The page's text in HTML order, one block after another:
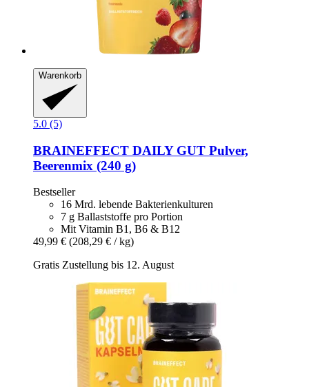
Warenkorb
5.0 (5)
BRAINEFFECT DAILY GUT Pulver,
Beerenmix (240 g)
Bestseller
16 Mrd. lebende Bakterienkulturen
7 g Ballaststoffe pro Portion
Mit Vitamin B1, B6 & B12
49,99 € (208,29 € / kg)
Gratis Zustellung bis 12. August